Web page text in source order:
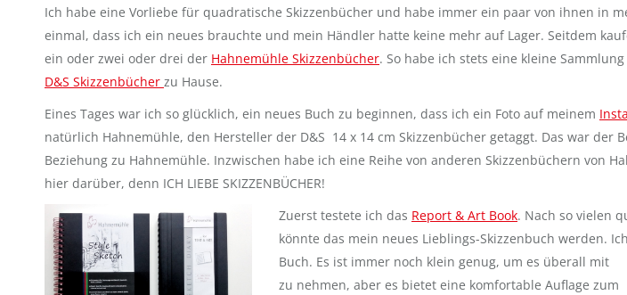
Ich habe eine Vorliebe für quadratische Skizzenbücher und habe immer ein paar von ihnen in
einmal, dass ich ein neues brauchte und mein Händler hatte keine mehr auf Lager. Seitdem
ein oder zwei oder drei der Hahnemühle Skizzenbücher. So habe ich stets eine kleine
D&S Skizzenbücher zu Hause.
Eines Tages war ich so glücklich, ein neues Buch zu beginnen, dass ich ein Foto auf meinem
natürlich Hahnemühle, den Hersteller der D&S 14 x 14 cm Skizzenbücher getaggt. Das war der
Beziehung zu Hahnemühle. Inzwischen habe ich eine Reihe von anderen Skizzenbüchern von
hier darüber, denn ICH LIEBE SKIZZENBÜCHER!
Zuerst testete ich das Report & Art Book. Nach so vielen
könnte das mein neues Lieblings-Skizzenbuch werden.
Buch. Es ist immer noch klein genug, um es überall mit
zu nehmen, aber es bietet eine komfortable Auflage zum